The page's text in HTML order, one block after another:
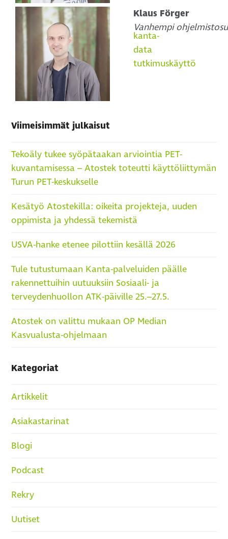
Klaus Förger
Vanhempi
kanta-
data
tutkimuskäyttö
Viimeisimmät julkaisut
Tekoäly tukee syöpätaakan arviointia PET-
kuvantamisessa – Atostek toteutti käyttöliittymän
Turun PET-keskukselle
Kesätyö Atostekilla: oikeita projekteja, uuden
oppimista ja yhdessä tekemistä
USVA-hanke etenee pilottiin kesällä 2026
Tule tutustumaan Kanta-palveluiden päälle
rakennettuihin uutuuksiin Sosiaali- ja
terveydenhuollon ATK-päiville 25.–27.5.
Atostek on valittu mukaan OP Median
Kasvualusta-ohjelmaan
Kategoriat
Artikkelit
Asiakastarinat
Blogi
Podcast
Rekry
Uutiset